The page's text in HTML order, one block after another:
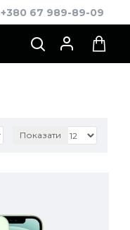
+380 67 989-89-09
Показати